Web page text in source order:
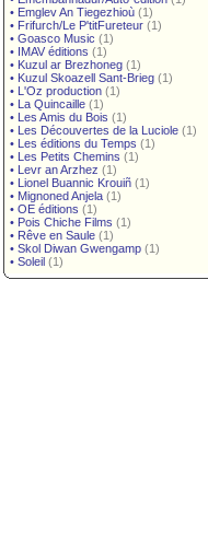
• Emglev An Tiegezhioù (1)
• Frifurch/Le P'titFureteur (1)
• Goasco Music (1)
• IMAV éditions (1)
• Kuzul ar Brezhoneg (1)
• Kuzul Skoazell Sant-Brieg (1)
• L'Oz production (1)
• La Quincaille (1)
• Les Amis du Bois (1)
• Les Découvertes de la Luciole (1)
• Les éditions du Temps (1)
• Les Petits Chemins (1)
• Levr an Arzhez (1)
• Lionel Buannic Krouiñ (1)
• Mignoned Anjela (1)
• OE éditions (1)
• Pois Chiche Films (1)
• Rêve en Saule (1)
• Skol Diwan Gwengamp (1)
• Soleil (1)